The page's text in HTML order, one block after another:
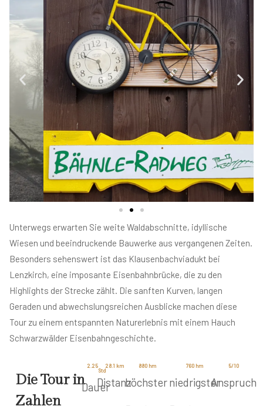
Unterwegs erwarten Sie weite Waldabschnitte, idyllische
Wiesen und beeindruckende Bauwerke aus vergangenen Zeiten.
Besonders sehenswert ist das Klausenbachviadukt bei
Lenzkirch, eine imposante Eisenbahnbrücke, die zu den
Highlights der Strecke zählt. Die sanften Kurven, langen
Geraden und abwechslungsreichen Ausblicke machen diese
Tour zu einem entspannten Naturerlebnis mit einem Hauch
Schwarzwälder Eisenbahngeschichte.
Die Tour in
Zahlen
Dauer
2.25
Std
Distanz
28.1 km
höchster
880 hm
niedrigster
760 hm
Anspruch
5/10